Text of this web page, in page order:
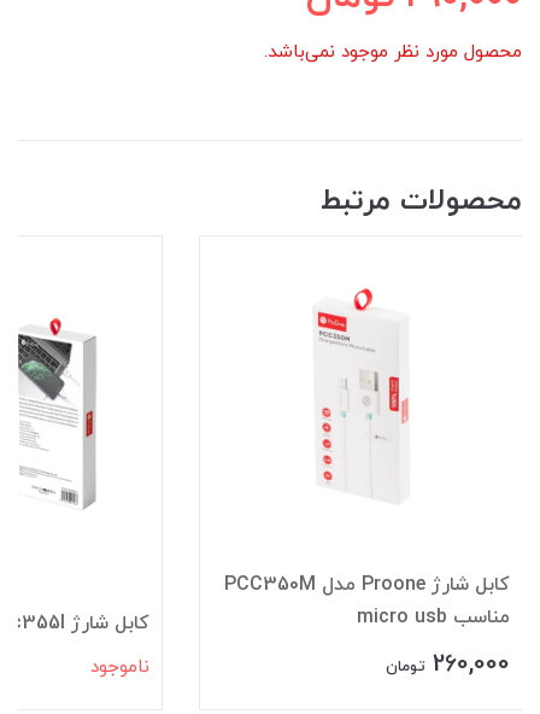
محصول مورد نظر موجود نمی‌باشد.
محصولات مرتبط
کابل شارژ Proone مدل PCC350M
مناسب micro usb
260,000 تومان
کابل شارژ proone pcc355l
ناموجود